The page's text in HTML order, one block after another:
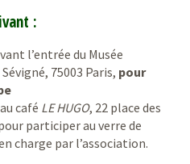
:
l’entrée du Musée
75003 Paris, pour
au café LE HUGO, 22 place des
participer au verre de
charge par l’association.